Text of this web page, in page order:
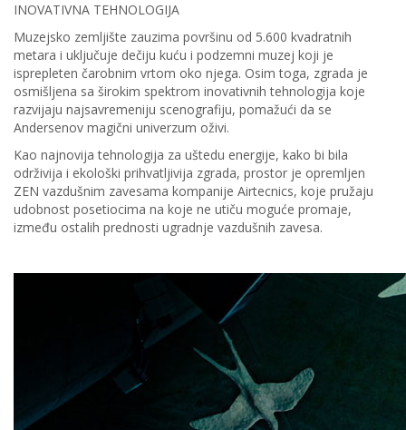
INOVATIVNA TEHNOLOGIJA
Muzejsko zemljište zauzima površinu od 5.600 kvadratnih
metara i uključuje dečiju kuću i podzemni muzej koji je
isprepleten čarobnim vrtom oko njega. Osim toga, zgrada je
osmišljena sa širokim spektrom inovativnih tehnologija koje
razvijaju najsavremeniju scenografiju, pomažući da se
Andersenov magični univerzum oživi.
Kao najnovija tehnologija za uštedu energije, kako bi bila
održivija i ekološki prihvatljivija zgrada, prostor je opremljen
ZEN vazdušnim zavesama kompanije Airtecnics, koje pružaju
udobnost posetiocima na koje ne utiču moguće promaje,
između ostalih prednosti ugradnje vazdušnih zavesa.